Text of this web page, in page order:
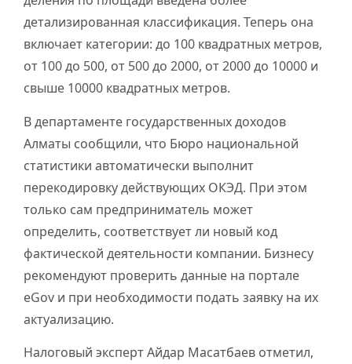
детализированная классификация. Теперь она
включает категории: до 100 квадратных метров,
от 100 до 500, от 500 до 2000, от 2000 до 10000 и
свыше 10000 квадратных метров.
В департаменте государственных доходов
Алматы сообщили, что Бюро национальной
статистики автоматически выполнит
перекодировку действующих ОКЭД. При этом
только сам предприниматель может
определить, соответствует ли новый код
фактической деятельности компании. Бизнесу
рекомендуют проверить данные на портале
eGov и при необходимости подать заявку на их
актуализацию.
Налоговый эксперт Айдар Масатбаев отметил,